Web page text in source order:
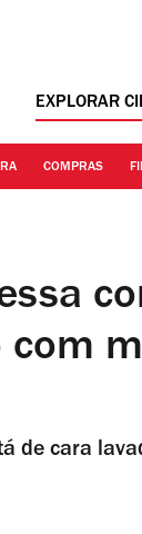
EXPLORAR
COMPRAS
com
de cara